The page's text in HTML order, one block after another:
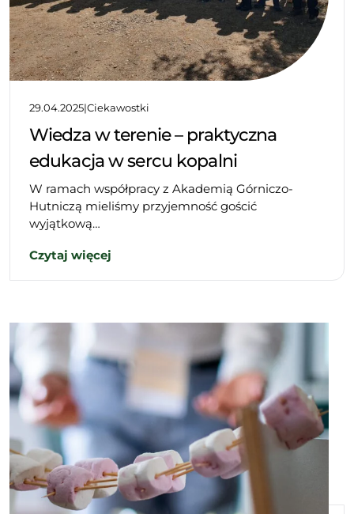
29.04.2025|Ciekawostki
Wiedza w terenie – praktyczna
edukacja w sercu kopalni
W ramach współpracy z Akademią Górniczo-
Hutniczą mieliśmy przyjemność gościć
wyjątkową…
Czytaj więcej